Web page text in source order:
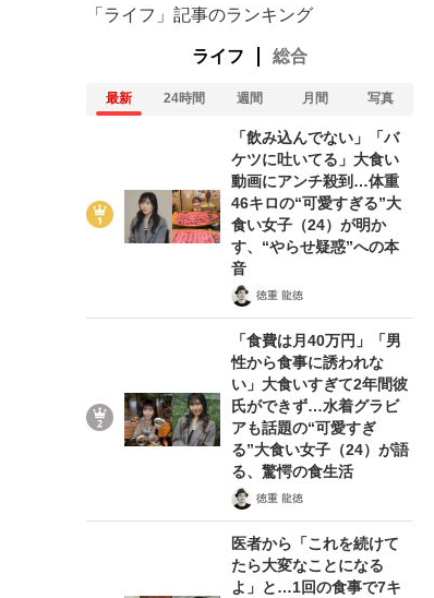
「ライフ」記事のランキング
ライフ 総合
最新 24時間 週間 月間 写真
「飲み込んでない」「バ
ケツに吐いてる」大食い
動画にアンチ殺到…体重
46キロの“可愛すぎる”大
食い女子（24）が明か
す、“やらせ疑惑”への本
音
徳重 龍徳
「食費は月40万円」「男
性から食事に誘われな
い」大食いすぎて2年間彼
氏ができず…水着グラビ
アも話題の“可愛すぎ
る”大食い女子（24）が語
る、驚愕の食生活
徳重 龍徳
医者から「これを続けて
たら大変なことになる
よ」と…1回の食事で7キ